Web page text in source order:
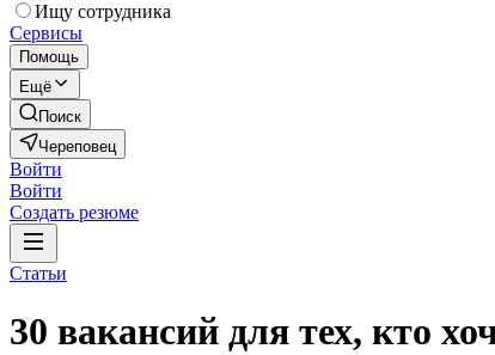
Ищу сотрудника
Сервисы
Помощь
Ещё
Поиск
Череповец
Войти
Войти
Создать резюме
Статьи
30 вакансий для тех, кто